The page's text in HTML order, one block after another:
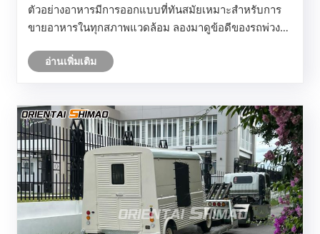
ตัวอย่างอาหารมีการออกแบบที่ทันสมัยเหมาะสำหรับการ
ขายอาหารในทุกสภาพแวดล้อม ลองมาดูข้อดีของรถพ่วง
อ่านเพิ่มเติม